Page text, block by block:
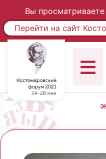
Вы
Перейти на сайт